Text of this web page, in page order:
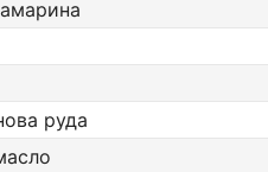
руда